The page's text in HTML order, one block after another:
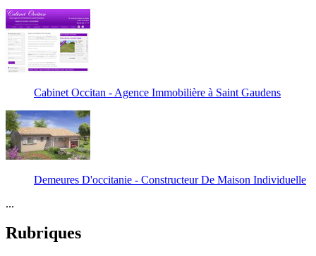
Cabinet Occitan - Agence Immobilière à Saint Gaudens
Demeures D'occitanie - Constructeur De Maison Individuelle
...
Rubriques